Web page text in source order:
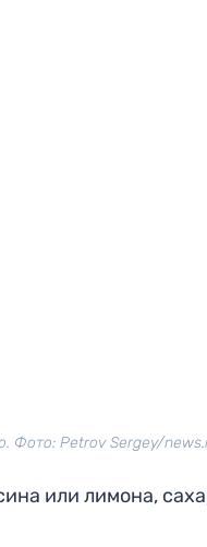
Фото: Petrov Sergey/
или лимона,